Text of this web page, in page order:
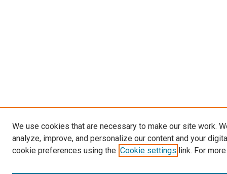
We use cookies that are necessary to make our site work.
analyze, improve, and personalize our content and your
cookie preferences using the Cookie settings link. For